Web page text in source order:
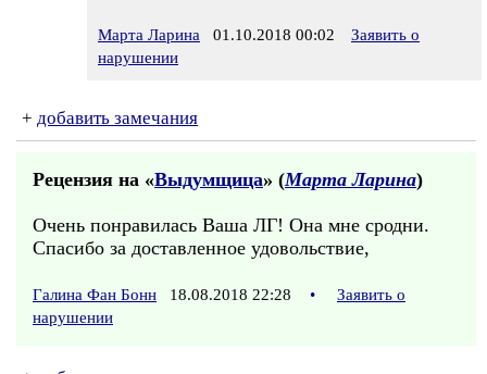
Марта Ларина 01.10.2018 00:02
Заявить о
нарушении
+ добавить замечания
Рецензия на «Выдумщица» (Марта Ларина)
Очень понравилась Ваша ЛГ! Она мне сродни.
Спасибо за доставленное удовольствие,
Галина Фан Бонн 18.08.2018 22:28 •
Заявить о
нарушении